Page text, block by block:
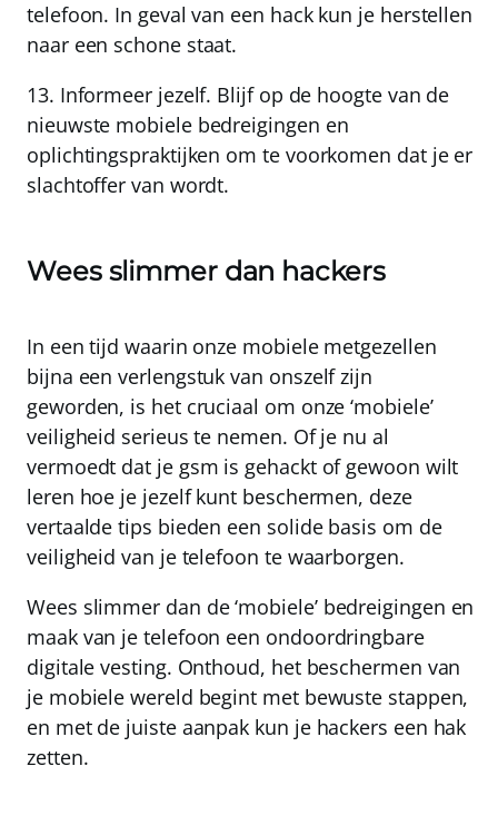
telefoon. In geval van een hack kun je herstellen
naar een schone staat.
13. Informeer jezelf. Blijf op de hoogte van de
nieuwste mobiele bedreigingen en
oplichtingspraktijken om te voorkomen dat je er
slachtoffer van wordt.
Wees slimmer dan hackers
In een tijd waarin onze mobiele metgezellen
bijna een verlengstuk van onszelf zijn
geworden, is het cruciaal om onze ‘mobiele’
veiligheid serieus te nemen. Of je nu al
vermoedt dat je gsm is gehackt of gewoon wilt
leren hoe je jezelf kunt beschermen, deze
vertaalde tips bieden een solide basis om de
veiligheid van je telefoon te waarborgen.
Wees slimmer dan de ‘mobiele’ bedreigingen en
maak van je telefoon een ondoordringbare
digitale vesting. Onthoud, het beschermen van
je mobiele wereld begint met bewuste stappen,
en met de juiste aanpak kun je hackers een hak
zetten.